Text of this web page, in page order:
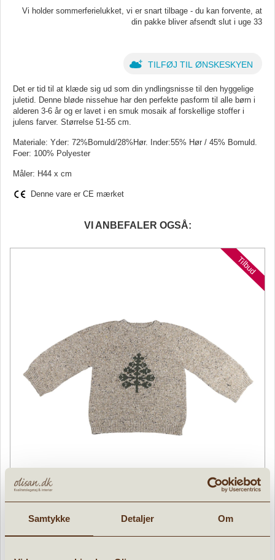
Samtykke Detaljer Om
Vi holder sommerferielukket, vi er snart tilbage - du kan forvente, at
din pakke bliver afsendt slut i uge 33
TILFØJ TIL ØNSKESKYEN
Det er tid til at klæde sig ud som din yndlingsnisse til den hyggelige
juletid. Denne bløde nissehue har den perfekte pasform til alle børn i
alderen 3-6 år og er lavet i en smuk mosaik af forskellige stoffer i
julens farver. Størrelse 51-55 cm.
Materiale: Yder: 72%Bomuld/28%Hør. Inder:55% Hør / 45% Bomuld.
Foer: 100% Polyester
Måler: H44 x cm
Denne vare er CE mærket
VI ANBEFALER OGSÅ:
» læs mere
299,95
Tilbud